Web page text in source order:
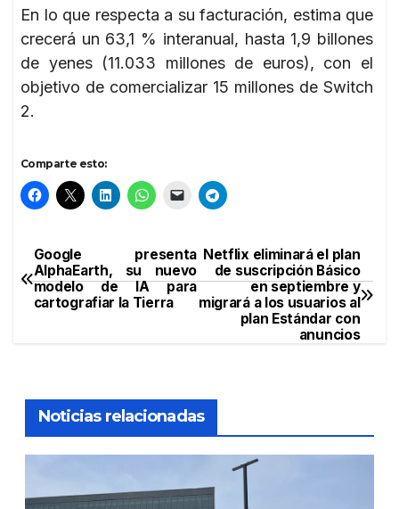
En lo que respecta a su facturación, estima que
crecerá un 63,1 % interanual, hasta 1,9 billones
de yenes (11.033 millones de euros), con el
objetivo de comercializar 15 millones de Switch
2.
Comparte esto:
Navegación
de
Netflix eliminará el plan
de suscripción Básico
en septiembre y
migrará a los usuarios al
plan Estándar con
anuncios
Google presenta
AlphaEarth, su nuevo
modelo de IA para
cartografiar la Tierra
Noticias relacionadas